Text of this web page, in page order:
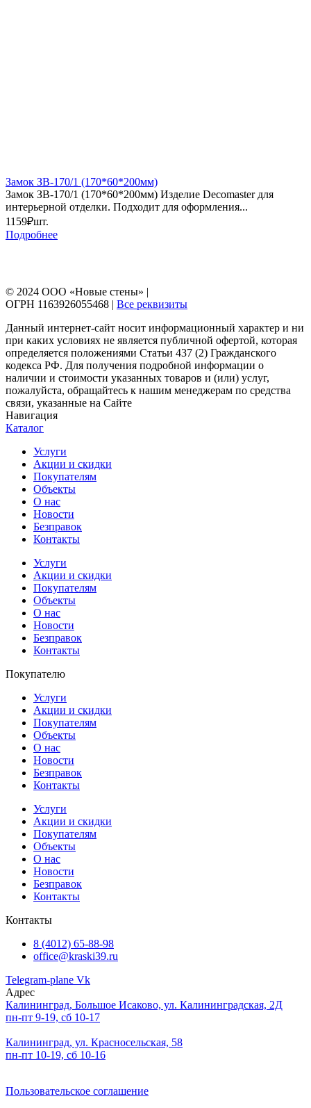
Замок ЗВ-170/1 (170*60*200мм)
Замок ЗВ-170/1 (170*60*200мм) Изделие Decomaster для
интерьерной отделки. Подходит для оформления...
1159₽шт.
Подробнее
© 2024 ООО «Новые стены» |
ОГРН 1163926055468 | Все реквизиты
Данный интернет-сайт носит информационный характер и ни
при каких условиях не является публичной офертой, которая
определяется положениями Статьи 437 (2) Гражданского
кодекса РФ. Для получения подробной информации о
наличии и стоимости указанных товаров и (или) услуг,
пожалуйста, обращайтесь к нашим менеджерам по средства
связи, указанные на Сайте
Навигация
Каталог
Услуги
Акции и скидки
Покупателям
Объекты
О нас
Новости
Безправок
Контакты
Услуги
Акции и скидки
Покупателям
Объекты
О нас
Новости
Безправок
Контакты
Покупателю
Услуги
Акции и скидки
Покупателям
Объекты
О нас
Новости
Безправок
Контакты
Услуги
Акции и скидки
Покупателям
Объекты
О нас
Новости
Безправок
Контакты
Контакты
8 (4012) 65-88-98
office@kraski39.ru
Telegram-plane Vk
Адрес
Калининград, Большое Исаково, ул. Калининградская, 2Д
пн-пт 9-19, сб 10-17
Калининград, ул. Красносельская, 58
пн-пт 10-19, сб 10-16
Пользовательское соглашение